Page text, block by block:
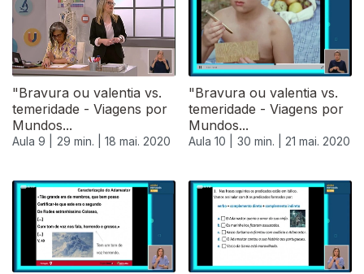
"Bravura ou valentia vs.
temeridade - Viagens por
Mundos...
Aula 9 | 29 min. | 18 mai. 2020
"Bravura ou valentia vs.
temeridade - Viagens por
Mundos...
Aula 10 | 30 min. | 21 mai. 2020
474719